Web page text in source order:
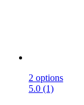
2 options
5.0 (1)